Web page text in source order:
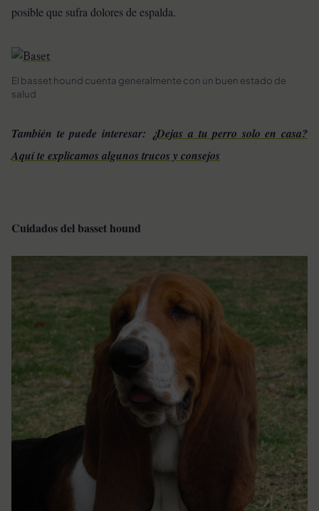
posible que sufra dolores de espalda.
El basset hound cuenta generalmente con un buen estado de
salud
También te puede interesar: ¿Dejas a tu perro solo en casa?
Aquí te explicamos algunos trucos y consejos
Cuidados del basset hound